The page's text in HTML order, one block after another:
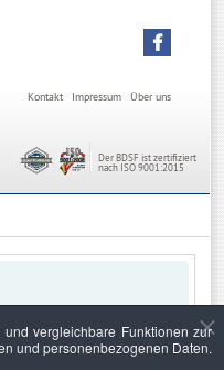
Über uns
Impressum
Kontakt
Der BDSF ist zertifiziert
nach ISO 9001:2015
vergleichbare Funktionen zur
und personenbezogenen Daten.